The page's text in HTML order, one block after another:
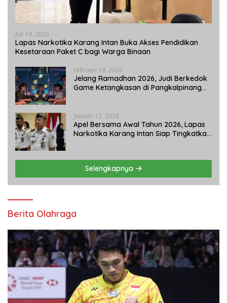
Juli 14, 2026
Lapas Narkotika Karang Intan Buka Akses Pendidikan
Kesetaraan Paket C bagi Warga Binaan
Februari 18, 2026
Jelang Ramadhan 2026, Judi Berkedok
Game Ketangkasan di Pangkalpinang
Januari 12, 2026
Apel Bersama Awal Tahun 2026, Lapas
Narkotika Karang Intan Siap Tingkatkan
Selengkapnya
Berita Olahraga